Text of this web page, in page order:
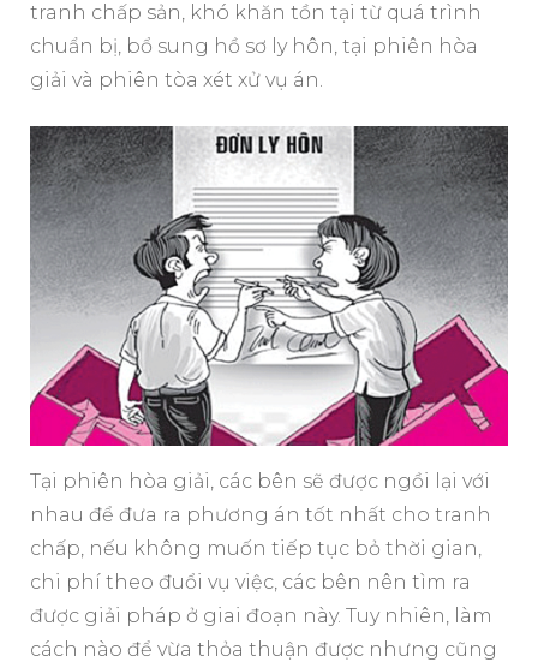
tranh chấp sản, khó khăn tồn tại từ quá trình
chuẩn bị, bổ sung hồ sơ ly hôn, tại phiên hòa
giải và phiên tòa xét xử vụ án.
Tại phiên hòa giải, các bên sẽ được ngồi lại với
nhau để đưa ra phương án tốt nhất cho tranh
chấp, nếu không muốn tiếp tục bỏ thời gian,
chi phí theo đuổi vụ việc, các bên nên tìm ra
được giải pháp ở giai đoạn này. Tuy nhiên, làm
cách nào để vừa thỏa thuận được nhưng cũng